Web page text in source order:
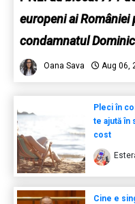
europeni ai României
condamnatul
Oana Sava Aug 06,
Pleci în
te ajută în
cost
Cine e